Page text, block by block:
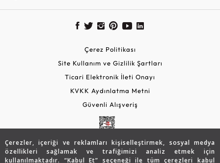
Çerezler, içeriği ve reklamları kişiselleştirmek, sosyal medya
özellikleri sağlamak ve trafiğimizi analiz etmek için
kullanılmaktadır. “Kabul Et” seçeneği ile tüm çerezleri kabul
Çerez Politikası
Site Kullanım ve Gizlilik Şartları
Ticari Elektronik İleti Onayı
KVKK Aydınlatma Metni
Güvenli Alışveriş